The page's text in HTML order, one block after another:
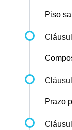
Piso
Prazo